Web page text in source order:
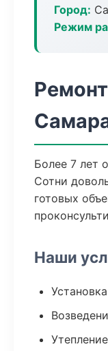
Город:
Режим
Более 7 лет
Сотни
готовых
Наши